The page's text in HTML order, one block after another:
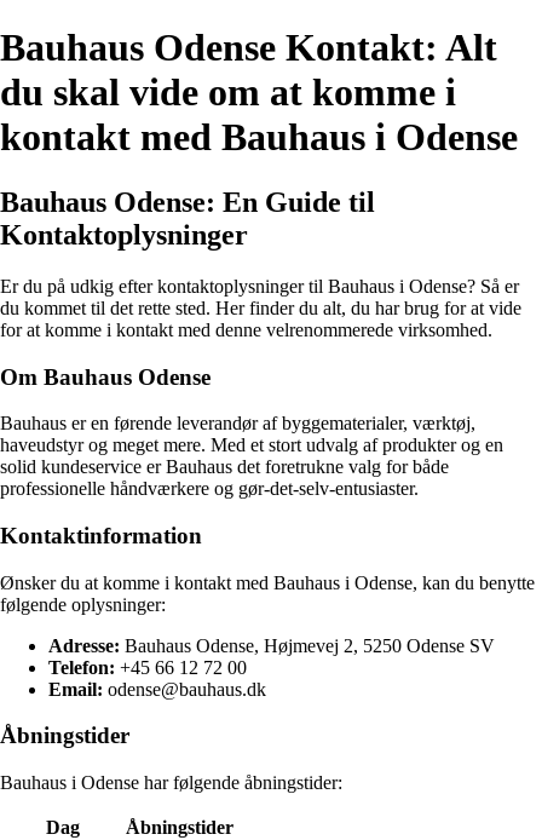
Bauhaus Odense Kontakt: Alt
du skal vide om at komme i
kontakt med Bauhaus i Odense
Bauhaus Odense: En Guide til
Kontaktoplysninger
Er du på udkig efter kontaktoplysninger til Bauhaus i Odense? Så er
du kommet til det rette sted. Her finder du alt, du har brug for at vide
for at komme i kontakt med denne velrenommerede virksomhed.
Om Bauhaus Odense
Bauhaus er en førende leverandør af byggematerialer, værktøj,
haveudstyr og meget mere. Med et stort udvalg af produkter og en
solid kundeservice er Bauhaus det foretrukne valg for både
professionelle håndværkere og gør-det-selv-entusiaster.
Kontaktinformation
Ønsker du at komme i kontakt med Bauhaus i Odense, kan du benytte
følgende oplysninger:
Adresse: Bauhaus Odense, Højmevej 2, 5250 Odense SV
Telefon: +45 66 12 72 00
Email: odense@bauhaus.dk
Åbningstider
Bauhaus i Odense har følgende åbningstider:
Dag
Åbningstider